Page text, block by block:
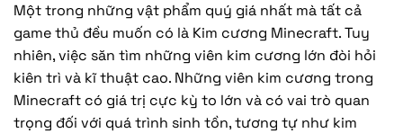
Một trong những vật phẩm quý giá nhất mà tất cả
game thủ đều muốn có là Kim cương Minecraft. Tuy
nhiên, việc săn tìm những viên kim cương lớn đòi hỏi
kiên trì và kĩ thuật cao. Những viên kim cương trong
Minecraft có giá trị cực kỳ to lớn và có vai trò quan
trọng đối với quá trình sinh tồn, tương tự như kim